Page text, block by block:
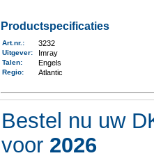
Productspecificaties
Art.nr. : 3232
Uitgever: Imray
Talen: Engels
Regio: Atlantic
Bestel nu uw
voor 2026